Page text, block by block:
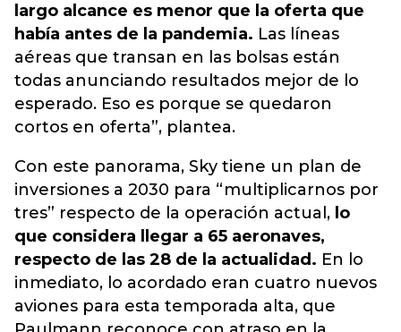
largo alcance es menor que la oferta que
había antes de la pandemia. Las líneas
aéreas que transan en las bolsas están
todas anunciando resultados mejor de lo
esperado. Eso es porque se quedaron
cortos en oferta”, plantea.
Con este panorama, Sky tiene un plan de
inversiones a 2030 para “multiplicarnos por
tres” respecto de la operación actual, lo
que considera llegar a 65 aeronaves,
respecto de las 28 de la actualidad. En lo
inmediato, lo acordado eran cuatro nuevos
aviones para esta temporada alta, que